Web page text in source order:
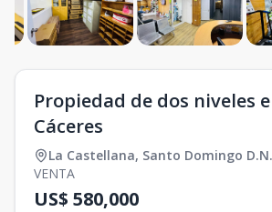
Propiedad de dos niveles
Cáceres
La Castellana, Santo Domingo D.N.
VENTA
US$ 580,000